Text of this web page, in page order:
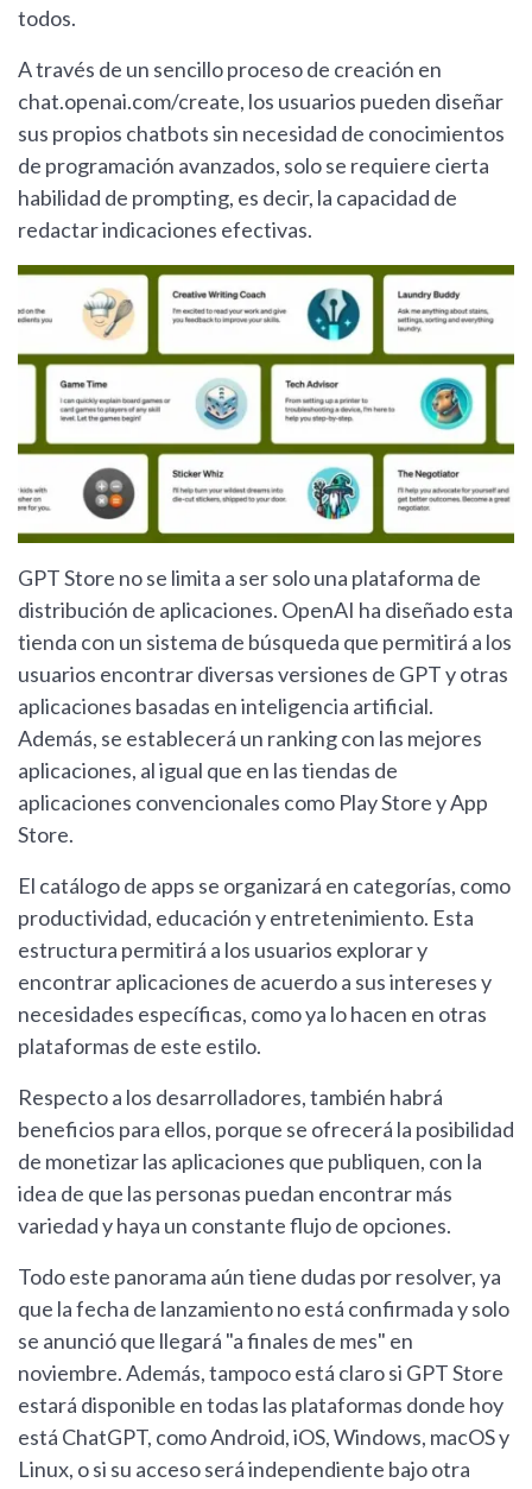
todos.
A través de un sencillo proceso de creación en
chat.openai.com/create, los usuarios pueden diseñar
sus propios chatbots sin necesidad de conocimientos
de programación avanzados, solo se requiere cierta
habilidad de prompting, es decir, la capacidad de
redactar indicaciones efectivas.
GPT Store no se limita a ser solo una plataforma de
distribución de aplicaciones. OpenAI ha diseñado esta
tienda con un sistema de búsqueda que permitirá a los
usuarios encontrar diversas versiones de GPT y otras
aplicaciones basadas en inteligencia artificial.
Además, se establecerá un ranking con las mejores
aplicaciones, al igual que en las tiendas de
aplicaciones convencionales como Play Store y App
Store.
El catálogo de apps se organizará en categorías, como
productividad, educación y entretenimiento. Esta
estructura permitirá a los usuarios explorar y
encontrar aplicaciones de acuerdo a sus intereses y
necesidades específicas, como ya lo hacen en otras
plataformas de este estilo.
Respecto a los desarrolladores, también habrá
beneficios para ellos, porque se ofrecerá la posibilidad
de monetizar las aplicaciones que publiquen, con la
idea de que las personas puedan encontrar más
variedad y haya un constante flujo de opciones.
Todo este panorama aún tiene dudas por resolver, ya
que la fecha de lanzamiento no está confirmada y solo
se anunció que llegará "a finales de mes" en
noviembre. Además, tampoco está claro si GPT Store
estará disponible en todas las plataformas donde hoy
está ChatGPT, como Android, iOS, Windows, macOS y
Linux, o si su acceso será independiente bajo otra